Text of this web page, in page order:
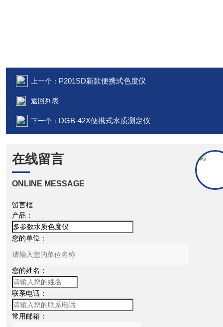
上一个： P201SD新款便携式色度仪
返回列表
下一个： DGB-42X便携式水质测定仪
在线留言
ONLINE MESSAGE
留言框
产品：
您的单位：
您的姓名：
联系电话：
常用邮箱：